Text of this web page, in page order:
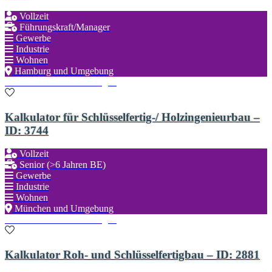
Vollzeit
Führungskraft/Manager
Gewerbe
Industrie
Wohnen
Hamburg und Umgebung
Kalkulator für Schlüsselfertig-/ Holzingenieurbau –
ID: 3744
Vollzeit
Senior (>6 Jahren BE)
Gewerbe
Industrie
Wohnen
München und Umgebung
Kalkulator Roh- und Schlüsselfertigbau – ID: 2881